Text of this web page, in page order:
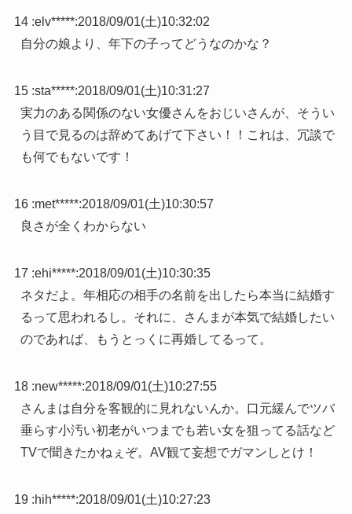
14 :elv*****:2018/09/01(土)10:32:02
自分の娘より、年下の子ってどうなのかな？
15 :sta*****:2018/09/01(土)10:31:27
実力のある関係のない女優さんをおじいさんが、そうい
う目で見るのは辞めてあげて下さい！！これは、冗談で
も何でもないです！
16 :met*****:2018/09/01(土)10:30:57
良さが全くわからない
17 :ehi*****:2018/09/01(土)10:30:35
ネタだよ。年相応の相手の名前を出したら本当に結婚す
るって思われるし。それに、さんまが本気で結婚したい
のであれば、もうとっくに再婚してるって。
18 :new*****:2018/09/01(土)10:27:55
さんまは自分を客観的に見れないんか。口元緩んでツバ
垂らす小汚い初老がいつまでも若い女を狙ってる話など
TVで聞きたかねぇぞ。AV観て妄想でガマンしとけ！
19 :hih*****:2018/09/01(土)10:27:23